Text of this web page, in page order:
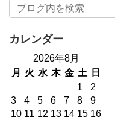
カレンダー
2026年8月
月
火 水 木 金 土
日
1
2
3
4 5 6 7 8
9
10 11 12 13 14 15 16